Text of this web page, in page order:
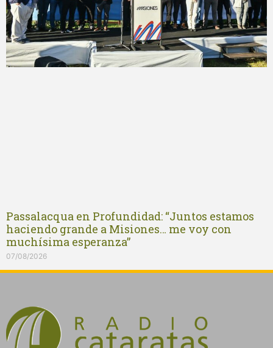
Passalacqua en Profundidad: “Juntos estamos
haciendo grande a Misiones… me voy con
muchísima esperanza”
07/08/2026